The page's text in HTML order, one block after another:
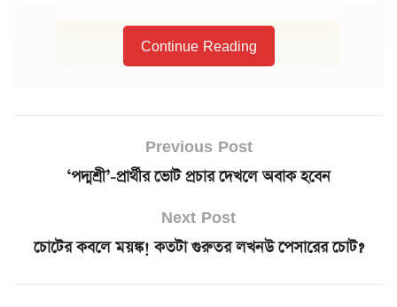
Continue Reading
Previous Post
‘পদ্মশ্রী’-প্রার্থীর ভোট প্রচার দেখলে অবাক হবেন
Next Post
চোটের কবলে ময়ঙ্ক! কতটা গুরুতর লখনউ পেসারের চোট?